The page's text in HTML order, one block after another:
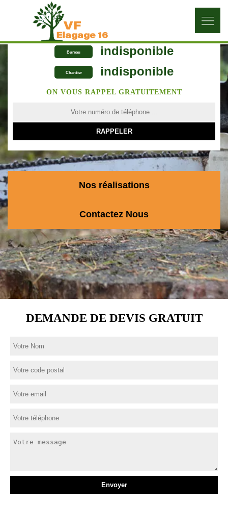
Bureau indisponible
Chantier indisponible
ON VOUS RAPPEL GRATUITEMENT
Nos réalisations
Contactez Nous
DEMANDE DE DEVIS GRATUIT